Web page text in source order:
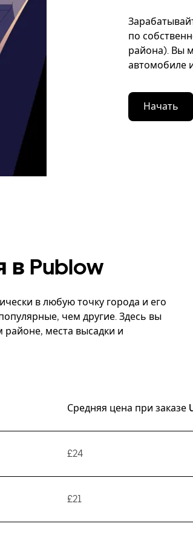
по
района). Вы
автомобиле
Начать
Publow
в любую точку города и его
чем другие. Здесь вы
места высадки и
Средняя цена при заказе
£24
£21